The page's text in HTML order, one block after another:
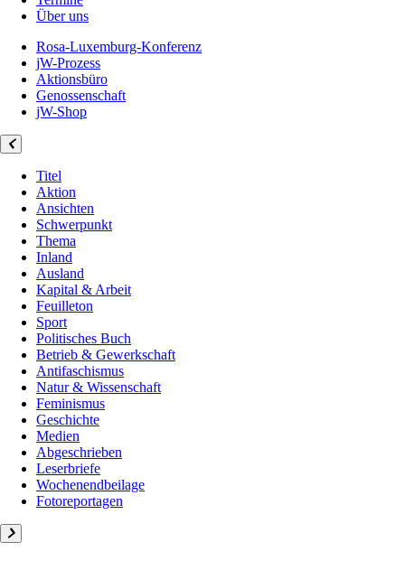
Über uns
Rosa-Luxemburg-Konferenz
jW-Prozess
Aktionsbüro
Genossenschaft
jW-Shop
Titel
Aktion
Ansichten
Schwerpunkt
Thema
Inland
Ausland
Kapital & Arbeit
Feuilleton
Sport
Politisches Buch
Betrieb & Gewerkschaft
Antifaschismus
Natur & Wissenschaft
Feminismus
Geschichte
Medien
Abgeschrieben
Leserbriefe
Wochenendbeilage
Fotoreportagen